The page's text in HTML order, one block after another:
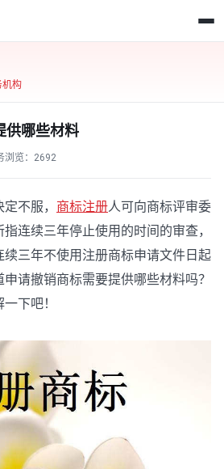
机构
供哪些材料
浏览： 2692
不服， 商标注册人可向商标评审委
连续三年停止使用的时间的审查，
续三年不使用注册商标申请文件日起
请撤销商标需要提供哪些材料吗？
下吧！